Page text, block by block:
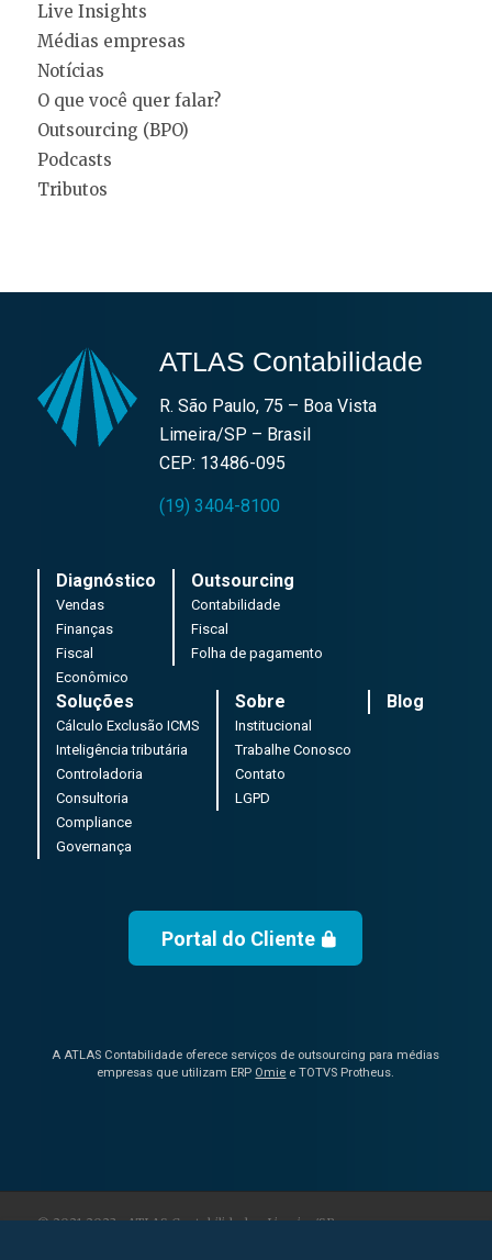
Live Insights
Médias empresas
Notícias
O que você quer falar?
Outsourcing (BPO)
Podcasts
Tributos
ATLAS Contabilidade
R. São Paulo, 75 – Boa Vista
Limeira/SP – Brasil
CEP: 13486-095
(19) 3404-8100
Diagnóstico
Vendas
Finanças
Fiscal
Econômico
Outsourcing
Contabilidade
Fiscal
Folha de pagamento
Soluções
Cálculo Exclusão ICMS
Inteligência tributária
Controladoria
Consultoria
Compliance
Governança
Sobre
Institucional
Trabalhe Conosco
Contato
LGPD
Blog
Portal do Cliente
A ATLAS Contabilidade oferece serviços de outsourcing para médias
empresas que utilizam ERP Omie e TOTVS Protheus.
© 2021-2023 • ATLAS Contabilidade • Limeira/SP